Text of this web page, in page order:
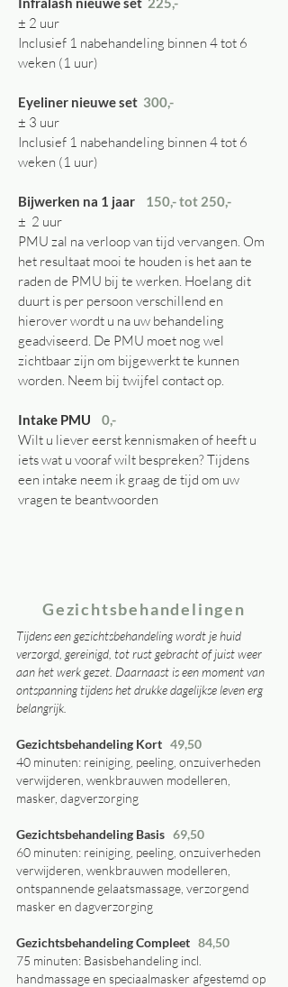
± 2 uur
Inclusief 1 nabehandeling binnen 4 tot 6
weken (1 uur)
Eyeliner nieuwe set 300,-
± 3 uur
Inclusief 1 nabehandeling binnen 4 tot 6
weken (1 uur)
Bijwerken na 1 jaar 150,- tot 250,-
± 2 uur
PMU zal na verloop van tijd vervangen. Om
het resultaat mooi te houden is het aan te
raden de PMU bij te werken. Hoelang dit
duurt is per persoon verschillend en
hierover wordt u na uw behandeling
geadviseerd. De PMU moet nog wel
zichtbaar zijn om bijgewerkt te kunnen
worden. Neem bij twijfel contact op.
Intake PMU 0,-
Wilt u liever eerst kennismaken of heeft u
iets wat u vooraf wilt bespreken? Tijdens
een intake neem ik graag de tijd om uw
vragen te beantwoorden
Gezichtsbehandelingen
Tijdens een gezichtsbehandeling wordt je huid
verzorgd, gereinigd, tot rust gebracht of juist weer
aan het werk gezet. Daarnaast is een moment van
ontspanning tijdens het drukke dagelijkse leven erg
belangrijk.
Gezichtsbehandeling Kort 49,50
40 minuten: reiniging, peeling, onzuiverheden
verwijderen, wenkbrauwen modelleren,
masker, dagverzorging
Gezichtsbehandeling Basis 69,50
60 minuten: reiniging, peeling, onzuiverheden
verwijderen, wenkbrauwen modelleren,
ontspannende gelaatsmassage, verzorgend
masker en dagverzorging
Gezichtsbehandeling Compleet 84,50
75 minuten: Basisbehandeling incl.
handmassage en speciaalmasker afgestemd op